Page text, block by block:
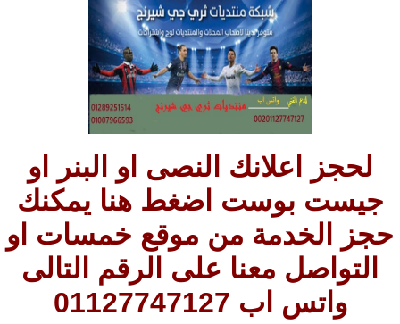
لحجز اعلانك النصى او البنر او
جيست بوست اضغط هنا يمكنك
حجز الخدمة من موقع خمسات او
التواصل معنا على الرقم التالى
واتس اب 01127747127